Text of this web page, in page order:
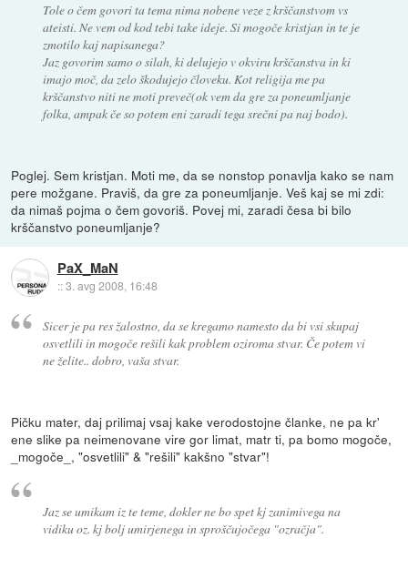
Tole o čem govori ta tema nima nobene veze z krščanstvom vs
ateisti. Ne vem od kod tebi take ideje. Si mogoče kristjan in te je
zmotilo kaj napisanega?
Jaz govorim samo o silah, ki delujejo v okviru krščanstva in ki
imajo moč, da zelo škodujejo človeku. Kot religija me pa
krščanstvo niti ne moti preveč(ok vem da gre za poneumljanje
folka, ampak če so potem eni zaradi tega srečni pa naj bodo).
Poglej. Sem kristjan. Moti me, da se nonstop ponavlja kako se nam
pere možgane. Praviš, da gre za poneumljanje. Veš kaj se mi zdi:
da nimaš pojma o čem govoriš. Povej mi, zaradi česa bi bilo
krščanstvo poneumljanje?
PaX_MaN
::3. avg 2008, 16:48
Sicer je pa res žalostno, da se kregamo namesto da bi vsi skupaj
osvetlili in mogoče rešili kak problem oziroma stvar. Če potem vi
ne želite.. dobro, vaša stvar.
Pičku mater, daj prilimaj vsaj kake verodostojne članke, ne pa kr'
ene slike pa neimenovane vire gor limat, matr ti, pa bomo mogoče,
_mogoče_, "osvetlili" & "rešili" kakšno "stvar"!
Jaz se umikam iz te teme, dokler ne bo spet kj zanimivega na
vidiku oz. kj bolj umirjenega in sproščujočega "ozračja".